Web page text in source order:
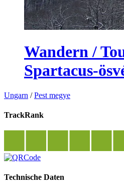
Wandern /
Spartacus-
Ungarn /Pest megye
TrackRank
Technische Daten